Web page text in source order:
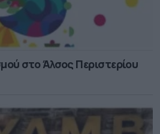
στο Άλσος Περιστερίου